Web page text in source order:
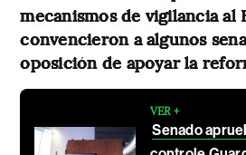
mecanismos de vigilancia al
convencieron a algunos
oposición de apoyar la
VER +
Senado